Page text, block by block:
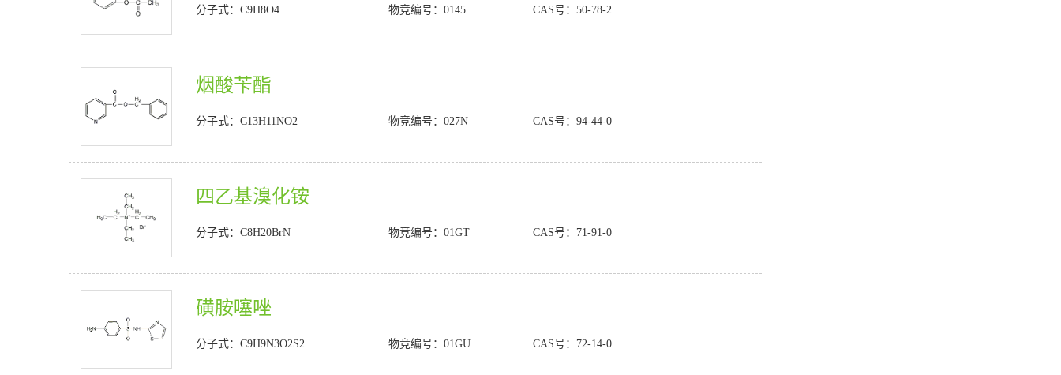
分子式：C9H8O4 物竞编号：0145 CAS号：50-78-2
烟酸苄酯
分子式：C13H11NO2 物竞编号：027N CAS号：94-44-0
四乙基溴化铵
分子式：C8H20BrN 物竞编号：01GT CAS号：71-91-0
磺胺噻唑
分子式：C9H9N3O2S2 物竞编号：01GU CAS号：72-14-0